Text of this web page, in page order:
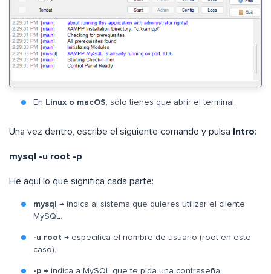
En Linux o macOS, sólo tienes que abrir el terminal.
Una vez dentro, escribe el siguiente comando y pulsa Intro:
mysql -u root -p
He aquí lo que significa cada parte:
mysql → indica al sistema que quieres utilizar el cliente
MySQL.
-u root → especifica el nombre de usuario (root en este
caso).
-p → indica a MySQL que te pida una contraseña.